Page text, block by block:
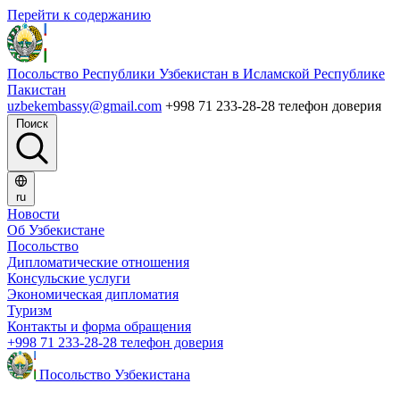
Перейти к содержанию
Посольство Республики Узбекистан в Исламской Республике
Пакистан
uzbekembassy@gmail.com +998 71 233-28-28 телефон доверия
Поиск
ru
Новости
Об Узбекистане
Посольство
Дипломатические отношения
Консульские услуги
Экономическая дипломатия
Туризм
Контакты и форма обращения
+998 71 233-28-28 телефон доверия
Посольство Узбекистана